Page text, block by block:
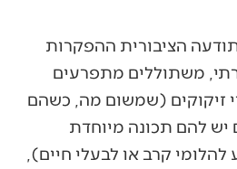
הציבורית ההפקרות
משתוללים מתפרעים
זיקוקים (שמשום מה, כשהם
יש להם תכונה מיוחדת
קרב או לבעלי חיים),